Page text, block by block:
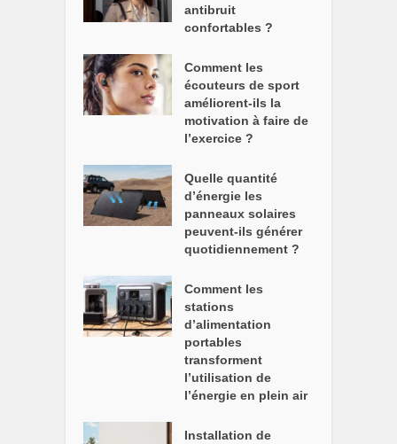
antibruit
confortables ?
Comment les
écouteurs de sport
améliorent-ils la
motivation à faire de
l’exercice ?
Quelle quantité
d’énergie les
panneaux solaires
peuvent-ils générer
quotidiennement ?
Comment les
stations
d’alimentation
portables
transforment
l’utilisation de
l’énergie en plein air
Installation de